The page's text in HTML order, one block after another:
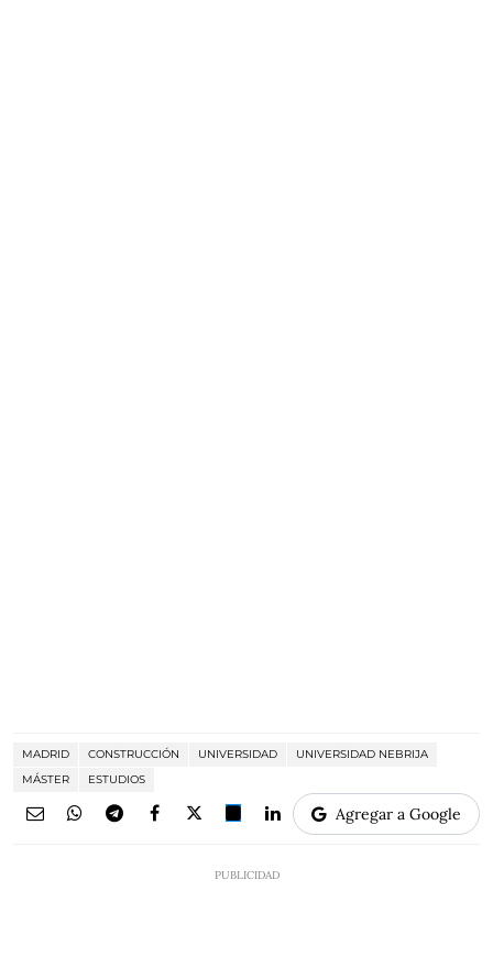
MADRID CONSTRUCCIÓN UNIVERSIDAD
UNIVERSIDAD NEBRIJA
MÁSTER
ESTUDIOS
Agregar a Google